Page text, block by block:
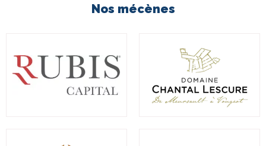
Nos mécènes